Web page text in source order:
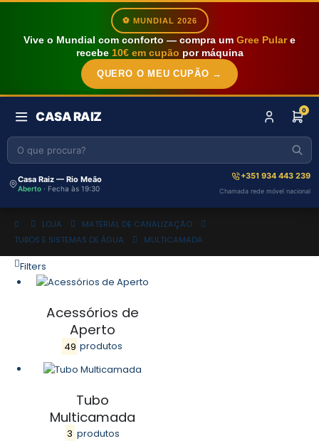
⚽ MUNDIAL 2026
Vive o Mundial com conforto — compra um Gree Pulare
recebe 10€ em cupão por máquina
QUERO O MEU CUPÃO →
CASA RAIZ 0
Casa Raiz — Rio Meão
Aberto · Fecha às 19:30
+351 934 443 239
Chamada rede móvel nacional
LOJA
MATERIAL DE CANALIZAÇÃO
TUBOS E SISTEMAS DE ÁGUA
MULTICAMADA
Filters
Acessórios de
Aperto
49 produtos
Tubo
Multicamada
3 produtos